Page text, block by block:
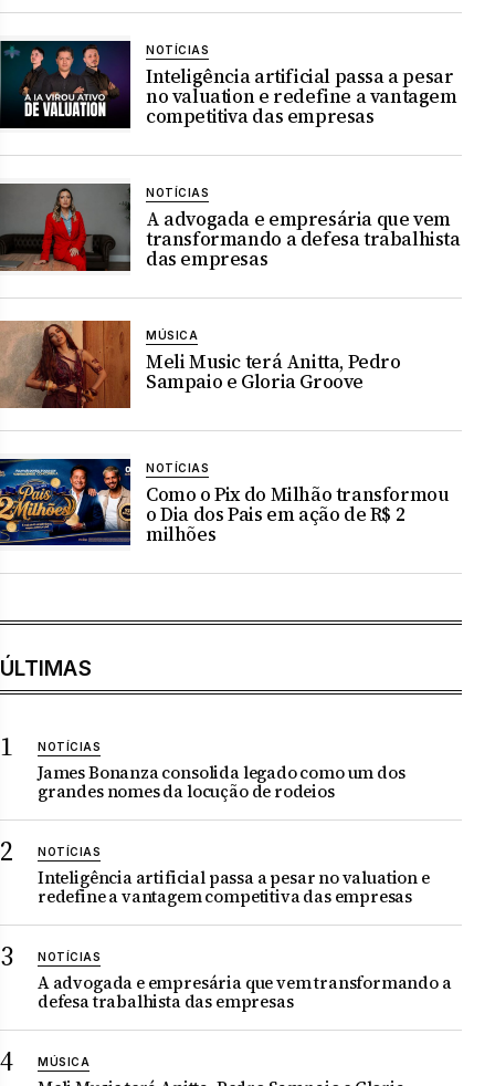
NOTÍCIAS
Inteligência artificial passa a pesar
no valuation e redefine a vantagem
competitiva das empresas
NOTÍCIAS
A advogada e empresária que vem
transformando a defesa trabalhista
das empresas
MÚSICA
Meli Music terá Anitta, Pedro
Sampaio e Gloria Groove
NOTÍCIAS
Como o Pix do Milhão transformou
o Dia dos Pais em ação de R$ 2
milhões
ÚLTIMAS
NOTÍCIAS
James Bonanza consolida legado como um dos
grandes nomes da locução de rodeios
NOTÍCIAS
Inteligência artificial passa a pesar no valuation e
redefine a vantagem competitiva das empresas
NOTÍCIAS
A advogada e empresária que vem transformando a
defesa trabalhista das empresas
MÚSICA